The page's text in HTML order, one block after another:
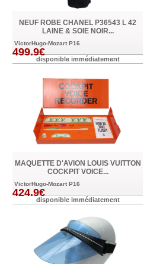
NEUF ROBE CHANEL P36543 L 42
LAINE & SOIE NOIR...
VictorHugo-Mozart P16
499.9€
disponible immédiatement
MAQUETTE D'AVION LOUIS VUITTON
COCKPIT VOICE...
VictorHugo-Mozart P16
424.9€
disponible immédiatement